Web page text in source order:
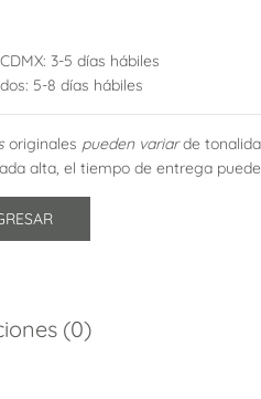
3-5 días hábiles
5-8 días hábiles
originales pueden variarde
alta, el tiempo de entrega
(0)